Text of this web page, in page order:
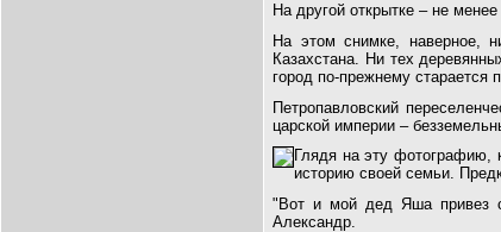
На другой открытке – не
На этом снимке, наверное,
Казахстана. Ни тех
город по-прежнему старается
Петропавловский
царской империи –
Глядя на эту фотографию,
историю своей семьи.
"Вот и мой дед Яша привез
Александр.